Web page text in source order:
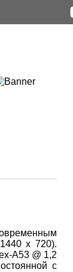
x 720).
A53 @ 1,2
с